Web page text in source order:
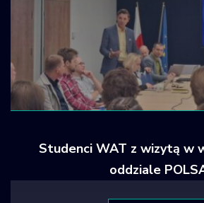
Studenci WAT z wizytą w
oddziale